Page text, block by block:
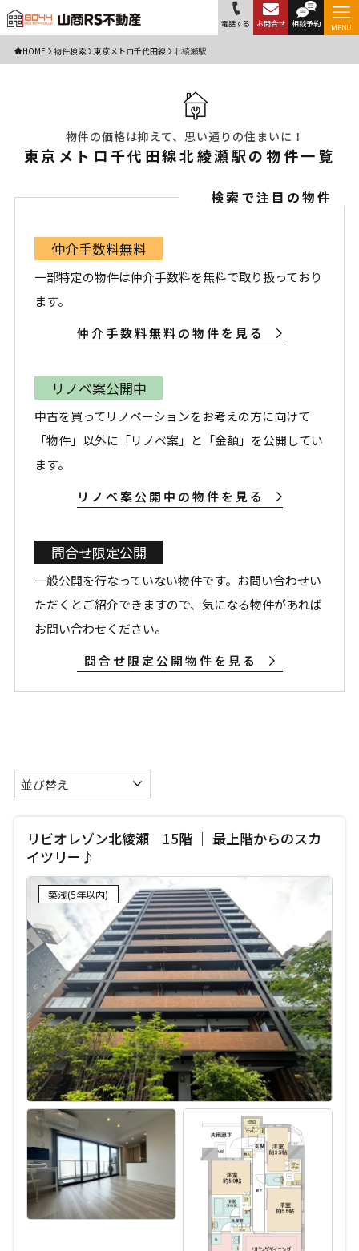
電話する お問合せ 相談予約 MENU
HOME 物件検索 東京メトロ千代田線 北綾瀬駅
物件の価格は抑えて、思い通りの住まいに！
東京メトロ千代田線北綾瀬駅の物件一覧
検索で注目の物件
仲介手数料無料
一部特定の物件は仲介手数料を無料で取り扱っており
ます。
仲介手数料無料の物件を見る
リノベ案公開中
中古を買ってリノベーションをお考えの方に向けて
「物件」以外に「リノベ案」と「金額」を公開してい
ます。
リノベ案公開中の物件を見る
問合せ限定公開
一般公開を行なっていない物件です。お問い合わせい
ただくとご紹介できますので、気になる物件があれば
お問い合わせください。
問合せ限定公開物件を見る
リビオレゾン北綾瀬 15階 ｜ 最上階からのスカ
イツリー♪
築浅(5年以内)